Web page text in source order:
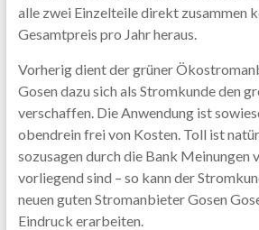
alle zwei Einzelteile direkt zusammen
Gesamtpreis pro Jahr heraus.
Vorherig dient der grüner
Gosen dazu sich als Stromkunde den
verschaffen. Die Anwendung ist
obendrein frei von Kosten. Toll ist
sozusagen durch die Bank Meinungen
vorliegend sind – so kann der
neuen guten Stromanbieter Gosen
Eindruck erarbeiten.